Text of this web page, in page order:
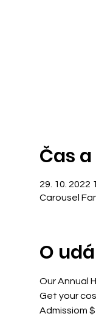
Čas
29. 10. 2022
Carousel
O
Our Annual
Get your
Admissiom